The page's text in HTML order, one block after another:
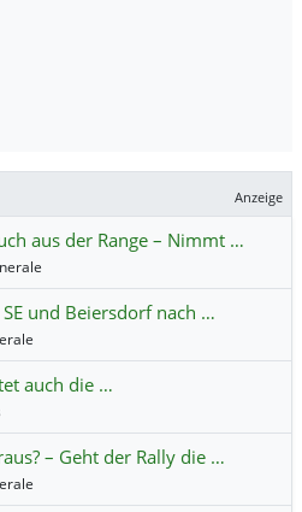
Anzeige
aus der Range – Nimmt …
und Beiersdorf nach …
auch die …
– Geht der Rally die …